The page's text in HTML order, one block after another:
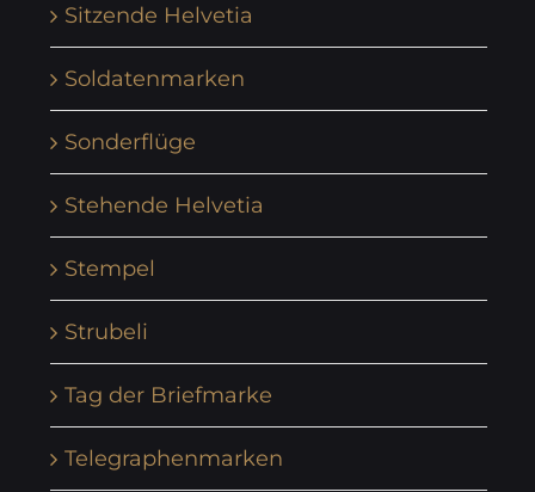
Sitzende Helvetia
Soldatenmarken
Sonderflüge
Stehende Helvetia
Stempel
Strubeli
Tag der Briefmarke
Telegraphenmarken